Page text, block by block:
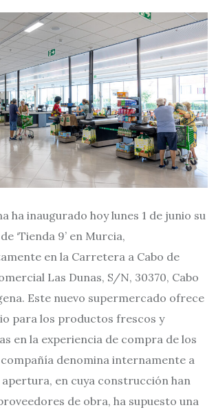
ha inaugurado hoy lunes 1 de junio su
‘Tienda 9’ en Murcia,
en la Carretera a Cabo de
Las Dunas, S/N, 30370, Cabo
Este nuevo supermercado ofrece
para los productos frescos y
en la experiencia de compra de los
compañía denomina internamente a
apertura, en cuya construcción han
de obra, ha supuesto una